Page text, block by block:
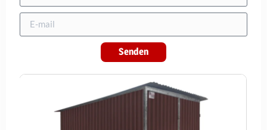
Senden